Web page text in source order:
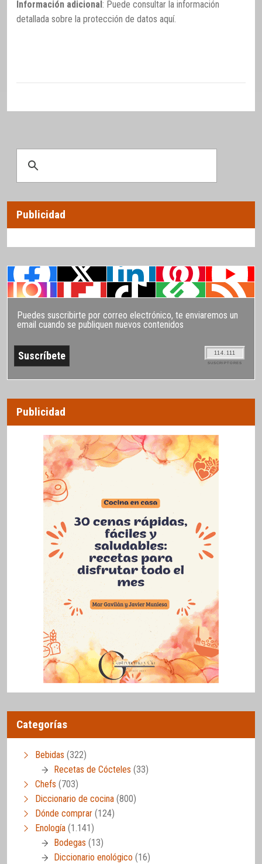
Información adicional: Puede consultar la información
detallada sobre la protección de datos aquí.
Publicidad
Puedes suscribirte por correo electrónico, te enviaremos un
email cuando se publiquen nuevos contenidos
114.111
SUSCRIPTORES
Publicidad
Categorías
Bebidas (322)
Recetas de Cócteles (33)
Chefs (703)
Diccionario de cocina (800)
Dónde comprar (124)
Enología (1.141)
Bodegas (13)
Diccionario enológico (16)